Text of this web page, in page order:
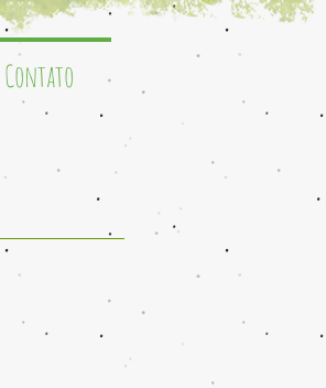
Contato